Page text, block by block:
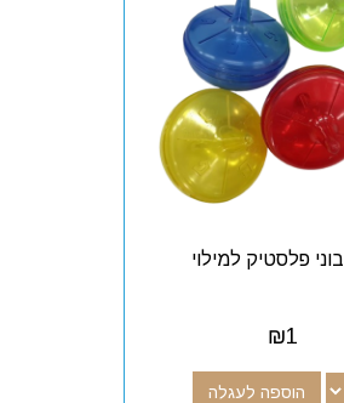
פלסטיק למילוי
₪1
הוספה לעגלה